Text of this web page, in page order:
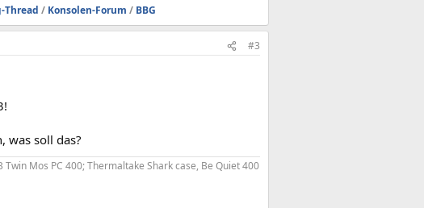
Thread / Konsolen-Forum / BBG
#3
was soll das?
Twin Mos PC 400; Thermaltake Shark case, Be Quiet 400